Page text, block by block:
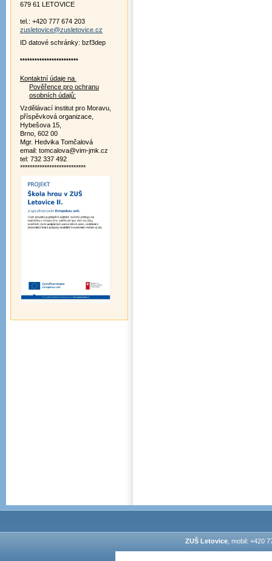
679 61 LETOVICE
tel.: +420 777 674 203
zusletovice@zusletovice.cz
ID datové schránky: bzf3dep
************************
Kontaktní údaje na
Pověřence pro ochranu
osobních údajů:
Vzdělávací institut pro Moravu,
příspěvková organizace,
Hybešova 15,
Brno, 602 00
Mgr. Hedvika Tomčalová
email: tomcalova@vim-jmk.cz
tel: 732 337 492
***************************
ZUŠ Letovice, mobil: +420